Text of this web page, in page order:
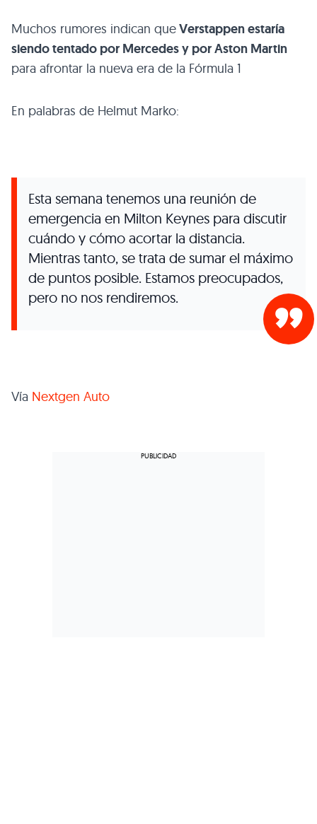
Muchos rumores indican queVerstappen estaría
siendo tentado por Mercedes y por Aston Martin
para afrontar la nueva era de la Fórmula 1
En palabras de Helmut Marko:
Esta semana tenemos una reunión de
emergencia en Milton Keynes para discutir
cuándo y cómo acortar la distancia.
Mientras tanto, se trata de sumar el máximo
de puntos posible. Estamos preocupados,
pero no nos rendiremos.
Vía Nextgen Auto